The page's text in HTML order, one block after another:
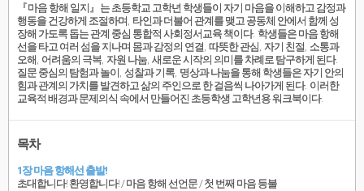
『마음 항해 일지 』 는 초등학교 고학년 학생들이 자기 마음을 이해하고 감정과
행동을 건강하게 조절하며 타인과 더불어 관계를 맺고 공동체 안에서 함께 성
장해 가도록 돕는 관계 중심 통합적 사회정서교육 책이다. 학생들은 마음 항해
선을 타고 여러 섬을 지나며 몸과 감정의 연결 따뜻한 관심 자기 친절 소통과
오해 어려움의 극복 자원 나눔 새로운 시작의 의미를 차례로 탐구하게 된다.
질문 중심의 탐험과 놀이
성찰과 기록 명상과 나눔을 통해 학생들은 자기 안의
힘과 관계의 가치를 발견하고 삶의 주인으로 한 걸음씩 나아가게 된다. 이러한
교육적 배경과 문제의식 속에서 만들어 진 초등학생 고학년용 워크북이다.
목차
1장 마음 항해선 출발!
초대합니다! 환영합니다! / 마음 항해 선언문 / 첫 번째 마음 등불